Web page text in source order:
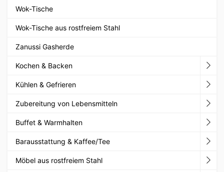
Wok-Tische
Wok-Tische aus rostfreiem Stahl
Zanussi Gasherde
Kochen & Backen
Kühlen & Gefrieren
Zubereitung von Lebensmitteln
Buffet & Warmhalten
Barausstattung & Kaffee/Tee
Möbel aus rostfreiem Stahl